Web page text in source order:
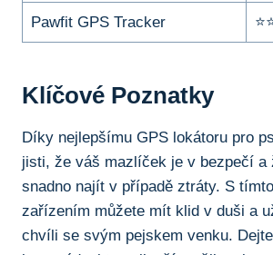
Pawfit GPS Tracker
Klíčové Poznatky
Díky nejlepšímu GPS lokátoru pro
jisti, že váš mazlíček je v bezpečí a
snadno najít v případě ztráty. S
zařízením můžete mít klid v duši a
chvíli se svým pejskem venku.